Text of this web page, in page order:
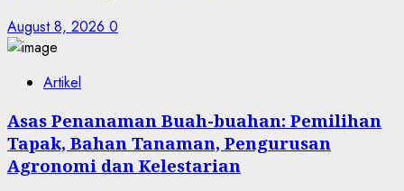
August 8, 2026 0
Artikel
Asas Penanaman Buah-buahan: Pemilihan
Tapak, Bahan Tanaman, Pengurusan
Agronomi dan Kelestarian